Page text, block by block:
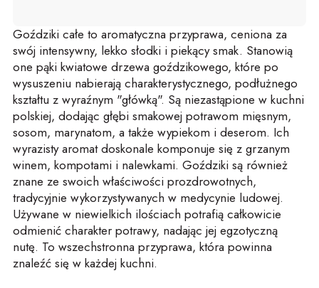
Goździki całe to aromatyczna przyprawa, ceniona za
swój intensywny, lekko słodki i piekący smak. Stanowią
one pąki kwiatowe drzewa goździkowego, które po
wysuszeniu nabierają charakterystycznego, podłużnego
kształtu z wyraźnym "główką". Są niezastąpione w kuchni
polskiej, dodając głębi smakowej potrawom mięsnym,
sosom, marynatom, a także wypiekom i deserom. Ich
wyrazisty aromat doskonale komponuje się z grzanym
winem, kompotami i nalewkami. Goździki są również
znane ze swoich właściwości prozdrowotnych,
tradycyjnie wykorzystywanych w medycynie ludowej.
Używane w niewielkich ilościach potrafią całkowicie
odmienić charakter potrawy, nadając jej egzotyczną
nutę. To wszechstronna przyprawa, która powinna
znaleźć się w każdej kuchni.